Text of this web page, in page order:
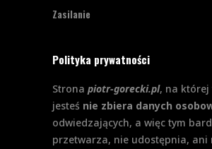
Zasilanie
Polityka prywatności
Strona piotr-gorecki.pl, na której
jesteś nie zbiera danych
odwiedzających, a więc tym
przetwarza, nie udostępnia, ani